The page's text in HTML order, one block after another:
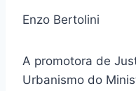
Enzo Bertolini
A promotora de
Urbanismo do